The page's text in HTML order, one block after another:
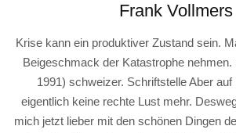
Frank Vollmers
Krise kann ein produktiver Zustand sein.
Beigeschmack der Katastrophe
1991) schweizer. Schriftstelle Aber
eigentlich keine rechte Lust mehr.
mich jetzt lieber mit den schönen Dingen